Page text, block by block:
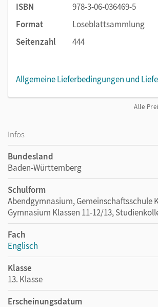
ISBN
978-3-06-036469-5
Format
Loseblattsammlung
Seitenzahl
444
Allgemeine Lieferbedingungen und
Alle
Infos
Bundesland
Baden-Württemberg
Schulform
Abendgymnasium, Gemeinschaftsschule
Gymnasium Klassen 11-12/13,
Fach
Englisch
Klasse
13. Klasse
Erscheinungsdatum